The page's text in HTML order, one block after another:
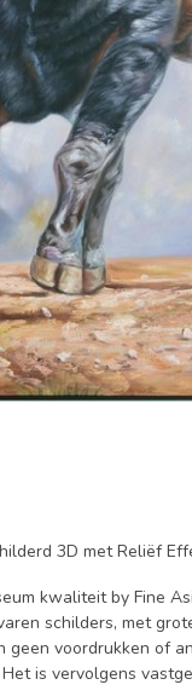
3D met Reliëf
kwaliteit by Fine
schilders, met
geen voordrukken of
is vervolgens